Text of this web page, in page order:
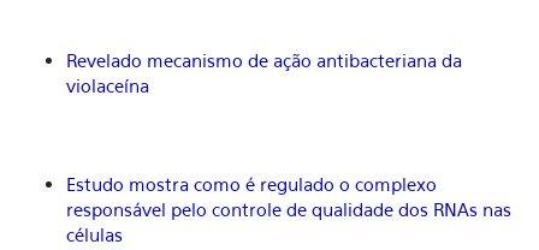
Revelado mecanismo de ação antibacteriana da
violaceína
Estudo mostra como é regulado o complexo
responsável pelo controle de qualidade dos RNAs nas
células